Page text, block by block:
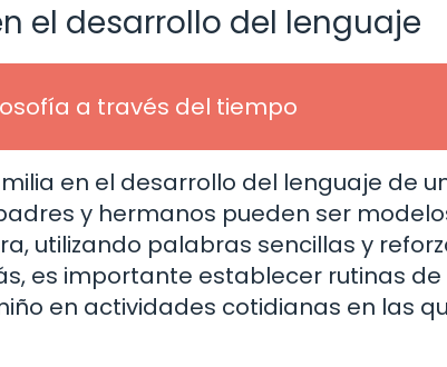
el desarrollo del lenguaje
a través del tiempo
en el desarrollo del lenguaje de
y hermanos pueden ser
utilizando palabras sencillas y
es importante establecer rutinas
en actividades cotidianas en las